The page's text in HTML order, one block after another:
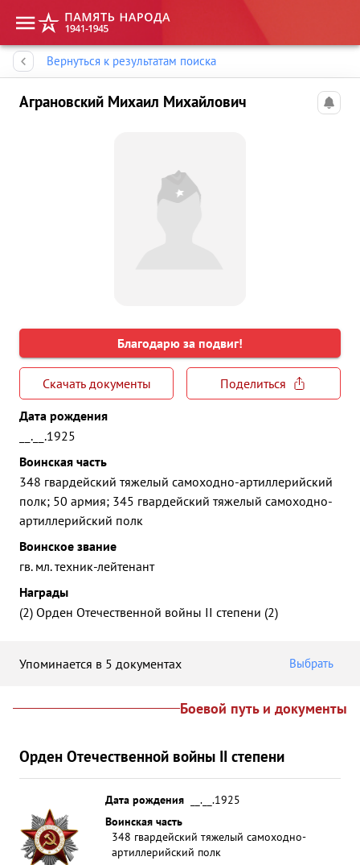
Вернуться к результатам поиска
Аграновский Михаил Михайлович
Благодарю за подвиг!
Скачать документы
Поделиться
Дата рождения
__.__.1925
Воинская часть
348 гвардейский тяжелый самоходно-артиллерийский
полк; 50 армия; 345 гвардейский тяжелый самоходно-
артиллерийский полк
Воинское звание
гв. мл. техник-лейтенант
Награды
(2) Орден Отечественной войны II степени (2)
Упоминается в 5 документах Выбрать
Боевой путь и документы
Орден Отечественной войны II степени
Дата рождения
__.__.1925
Воинская часть
348 гвардейский тяжелый самоходно-
артиллерийский полк
Память народа